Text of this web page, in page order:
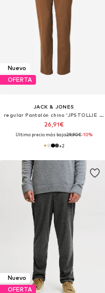
Nuevo
OFERTA
JACK & JONES
regular Pantalón chino 'JPSTOLLIE DYLAN'
26,91€
Último precio más bajo:29,90€-10%
+2
Nuevo
OFERTA